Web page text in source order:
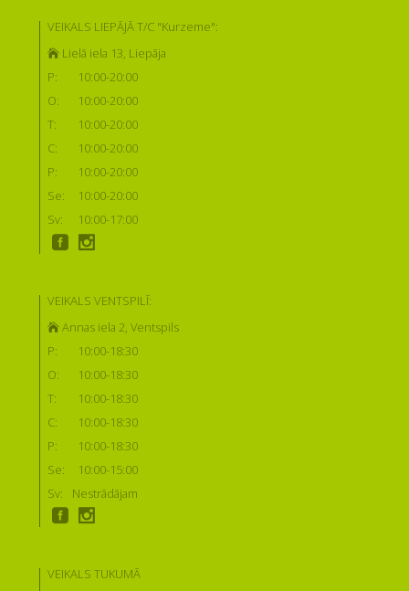
VEIKALS LIEPĀJĀ T/C "Kurzeme":
Lielā iela 13, Liepāja
P:
10:00-20:00
O:
10:00-20:00
T:
10:00-20:00
C:
10:00-20:00
P:
10:00-20:00
Se:
10:00-20:00
Sv:
10:00-17:00
VEIKALS VENTSPILĪ:
Annas iela 2, Ventspils
P:
10:00-18:30
O:
10:00-18:30
T:
10:00-18:30
C:
10:00-18:30
P:
10:00-18:30
Se:
10:00-15:00
Sv:
Nestrādājam
VEIKALS TUKUMĀ